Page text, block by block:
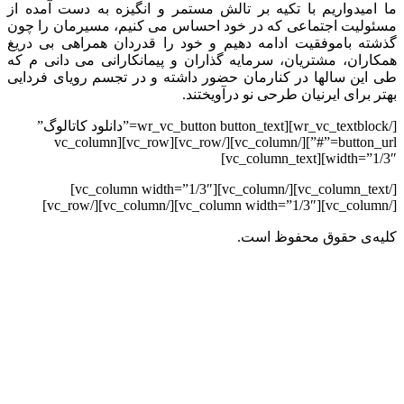
ما امیدواریم با تکیه بر تالش مستمر و انگیزه به دست آمده از
مسئولیت اجتماعی که در خود احساس می کنیم، مسیرمان را چون
گذشته باموفقیت ادامه دهیم و خود را قدردان همراهی بی دریغ
همکاران، مشتریان، سرمایه گذاران و پیمانکارانی می دانی م که
طی این سالها در کنارمان حضور داشته و در تجسم رویای فردایی
بهتر برای ایرنیان طرحی نو درآویختند.
[/wr_vc_textblock][wr_vc_button button_text=”دانلود کاتالوگ”
button_url=”#”][/vc_column][/vc_row][vc_row][vc_column
width=”1/3″][vc_column_text]
[/vc_column_text][/vc_column][vc_column width=”1/3″]
[/vc_column][vc_column width=”1/3″][/vc_column][/vc_row]
کلیه‌ی حقوق محفوظ است.